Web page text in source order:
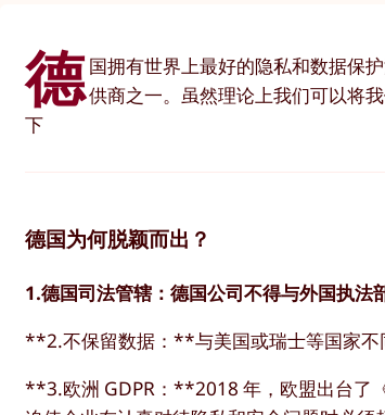
德 国拥有世界上最好的隐私和数据保
供商之一。虽然理论上我们可以将
下
德国为何脱颖而出？
1.德国司法管辖：德国公司不得与外国执法
**2.不保留数据：**与美国或瑞士等国家不
**3.欧洲 GDPR：**2018 年，欧盟出台了